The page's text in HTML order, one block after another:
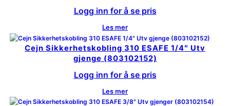
Logg inn for å se pris
Les mer
Cejn Sikkerhetskobling 310 ESAFE 1/4″ Utv
gjenge (803102152)
Logg inn for å se pris
Les mer